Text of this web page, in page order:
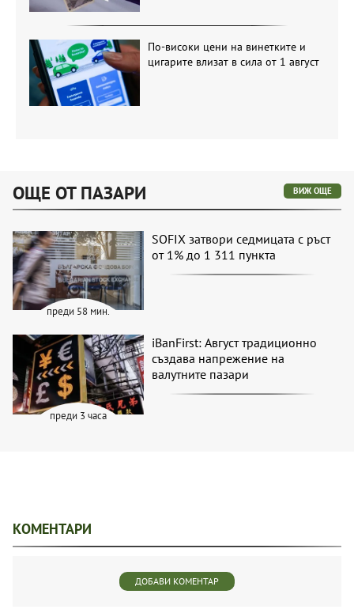
По-високи цени на винетките и
цигарите влизат в сила от 1 август
ОЩЕ ОТ ПАЗАРИ ВИЖ ОЩЕ
преди 58 мин.
SOFIX затвори седмицата с ръст
от 1% до 1 311 пункта
преди 3 часа
iBanFirst: Август традиционно
създава напрежение на
валутните пазари
КОМЕНТАРИ
ДОБАВИ КОМЕНТАР